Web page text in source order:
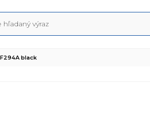
black